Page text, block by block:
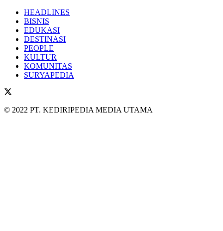
HEADLINES
BISNIS
EDUKASI
DESTINASI
PEOPLE
KULTUR
KOMUNITAS
SURYAPEDIA
© 2022 PT. KEDIRIPEDIA MEDIA UTAMA